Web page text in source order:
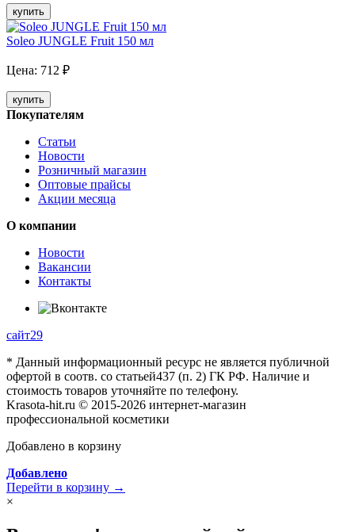
купить
Soleo JUNGLE Fruit 150 мл
Цена: 712 ₽
купить
Покупателям
Статьи
Новости
Розничный магазин
Оптовые прайсы
Акции месяца
О компании
Новости
Вакансии
Контакты
сайт29
* Данный информационный ресурс не является публичной
офертой в соотв. со статьей437 (п. 2) ГК РФ. Наличие и
стоимость товаров уточняйте по телефону.
Krasota-hit.ru © 2015-2026 интернет-магазин
профессиональной косметики
Добавлено в корзину
Добавлено
Перейти в корзину →
×